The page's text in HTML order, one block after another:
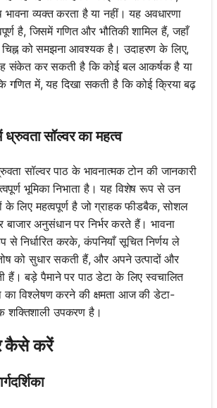
व्यक्त करता है या नहीं। यह अवधारणा
है, जिसमें गणित और भौतिकी शामिल हैं, जहाँ
चिह्न को समझना आवश्यक है। उदाहरण के लिए,
संकेत कर सकती है कि कोई बल आकर्षक है या
गणित में, यह दिखा सकती है कि कोई क्रिया बढ़
ध्रुवता सॉल्वर का महत्व
सॉल्वर पाठ के भावनात्मक टोन की जानकारी
भूमिका निभाता है। यह विशेष रूप से उन
के लिए महत्वपूर्ण है जो ग्राहक फीडबैक, सोशल
बाजार अनुसंधान पर निर्भर करते हैं। भावना
निर्धारित करके, कंपनियाँ सूचित निर्णय ले
को सुधार सकती हैं, और अपने उत्पादों और
हैं। बड़े पैमाने पर पाठ डेटा के लिए स्वचालित
का विश्लेषण करने की क्षमता आज की डेटा-
शक्तिशाली उपकरण है।
कैसे करें